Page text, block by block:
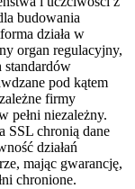
budowania
działa w
organ regulacyjny,
standardów
pod kątem
firmy
pełni niezależny.
SSL chronią dane
działań
mając gwarancję,
chronione.